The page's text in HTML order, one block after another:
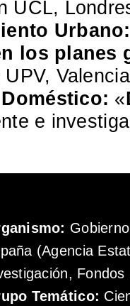
UCL,
Urbano:
los planes
«
e
(Agencia
Fondos
Temático: